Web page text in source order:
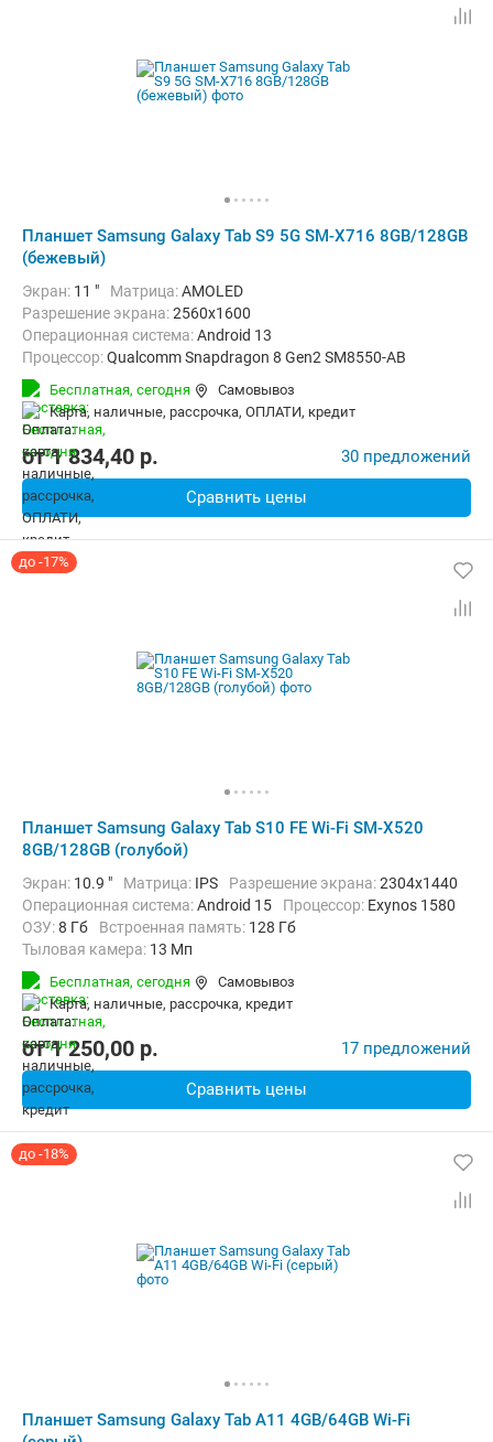
Планшет Samsung Galaxy Tab S9 5G SM-X716 8GB/128GB
(бежевый)
Экран: 11 " Матрица:AMOLED
Разрешение экрана:2560x1600
Операционная система:Android 13
Процессор:Qualcomm Snapdragon 8 Gen2 SM8550-AB
ОЗУ:
Тыловая камера:
13 Мп
Беспроводная связь:
5G, Bluetooth, Wi-Fi
Комплектация:
Бесплатная, сегодня
Самовывоз
карта, наличные, рассрочка, ОПЛАТИ, кредит
от1 834,40 p. 30 предложений
Сравнить цены
до -17%
Планшет Samsung Galaxy Tab S10 FE Wi-Fi SM-X520
8GB/128GB (голубой)
Экран: 10.9 " Матрица: IPS Разрешение экрана:2304x1440
Операционная система:Android 15 Процессор: Exynos 1580​
ОЗУ:8 Гб Встроенная память: 128 Гб
Тыловая камера: 13 Мп
Беспроводная связь:
Комплектация:
Перо (стилус)
Бесплатная, сегодня
Самовывоз
карта, наличные, рассрочка, кредит
от1 250,00 p. 17 предложений
Сравнить цены
до -18%
Планшет Samsung Galaxy Tab A11 4GB/64GB Wi-Fi